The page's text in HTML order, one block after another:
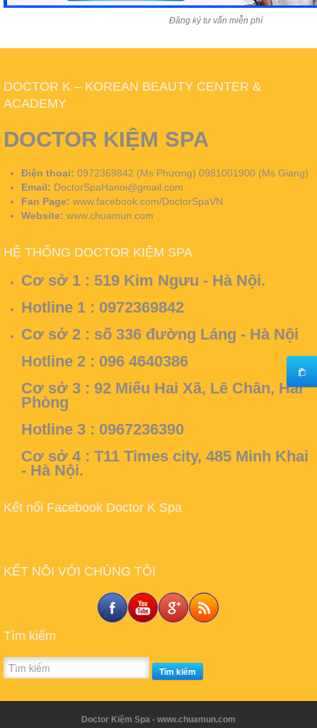
Đăng ký tư vấn miễn phí
DOCTOR K – KOREAN BEAUTY CENTER &
ACADEMY
DOCTOR KIỆM SPA
Điện thoại: 0972369842 (Ms Phương) 0981001900 (Ms Giang)
Email: DoctorSpaHanoi@gmail.com
Fan Page: www.facebook.com/DoctorSpaVN
Website: www.chuamun.com
HỆ THỐNG DOCTOR KIỆM SPA
Cơ sở 1 : 519 Kim Ngưu - Hà Nội.
Hotline 1 : 0972369842
Cơ sở 2 : số 336 đường Láng - Hà Nội
Hotline 2 : 096 4640386
Cơ sở 3 : 92 Miếu Hai Xã, Lê Chân, Hải
Phòng
Hotline 3 : 0967236390
Cơ sở 4 : T11 Times city, 485 Minh Khai
- Hà Nội.
Kết nối Facebook Doctor K Spa
KẾT NÔI VỚI CHÚNG TÔI
Tìm kiếm
Tìm kiếm
Doctor Kiệm Spa - www.chuamun.com